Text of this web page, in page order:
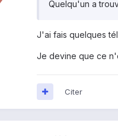
Quelqu'un a
J'ai fais quelques
Je devine que ce
Citer